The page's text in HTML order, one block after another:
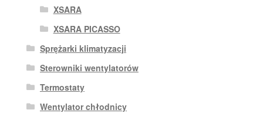
XSARA
XSARA PICASSO
Sprężarki klimatyzacji
Sterowniki wentylatorów
Termostaty
Wentylator chłodnicy